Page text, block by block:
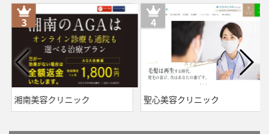
湘南美容クリニック 聖心美容クリニック